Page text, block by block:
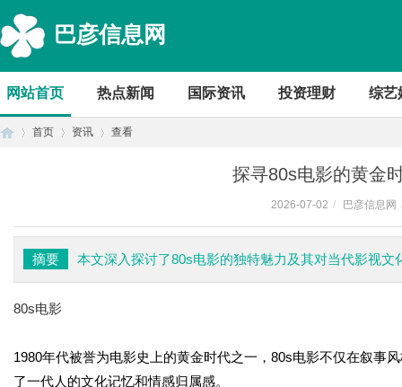
巴彦信息网
网站首页 热点新闻 国际资讯 投资理财 综艺
首页 资讯 查看
探寻80s电影的黄金
2026-07-02 / 巴彦信息网
摘要 本文深入探讨了80s电影的独特魅力及其对当代影视
80s电影
1980年代被誉为电影史上的黄金时代之一，80s电影不仅在叙事
了一代人的文化记忆和情感归属感。